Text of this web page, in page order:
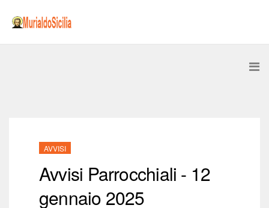
AVVISI
Avvisi Parrocchiali - 12
gennaio 2025